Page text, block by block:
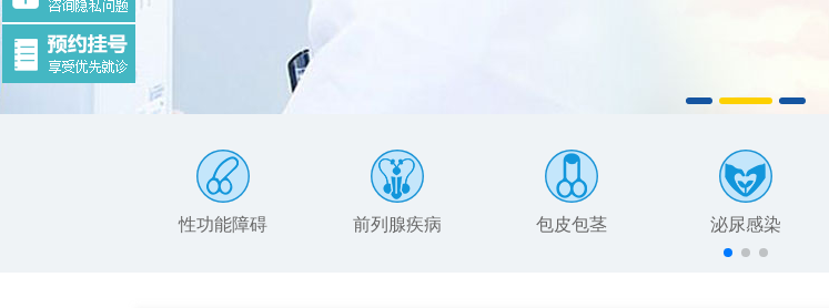
性功能障碍 前列腺疾病 包皮包茎 泌尿感染